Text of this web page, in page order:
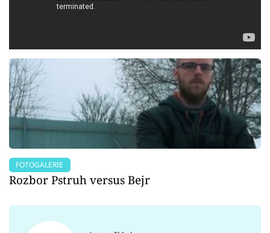
FOTOGALERIE
Rozbor Pstruh versus Bejr